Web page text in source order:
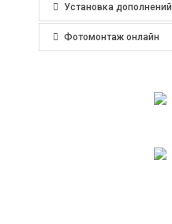
Установка дополнений
Фотомонтаж онлайн